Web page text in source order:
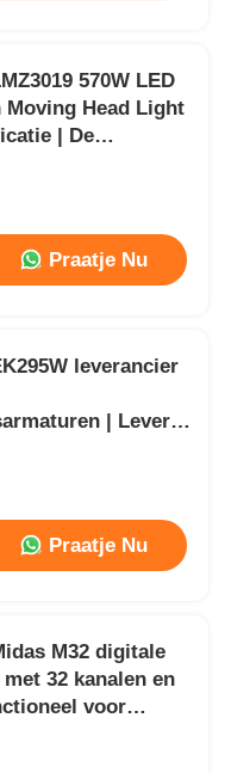
570W LED
Moving Head Light
| De
truss-type
LED-schermen
Praatje Nu
leverancier
| Levert
Nigeria, Zuid-
en diverse andere
Praatje Nu
M32 digitale
32 kanalen en
voor
audio mixing.